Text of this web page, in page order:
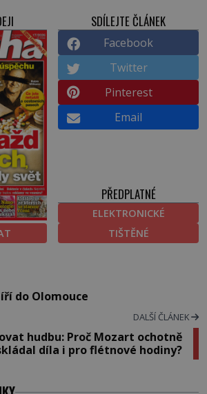
SDÍLEJTE ČLÁNEK
Facebook
Twitter
Pinterest
Email
PŘEDPLATNÉ
ELEKTRONICKÉ
TIŠTĚNÉ
do Olomouce
DALŠÍ ČLÁNEK
hudbu: Proč Mozart ochotně
díla i pro flétnové hodiny?